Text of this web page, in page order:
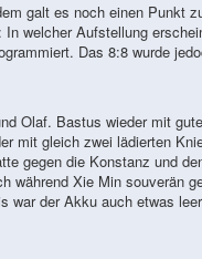
galt es noch einen Punkt
welcher Aufstellung
Das 8:8 wurde
Olaf. Bastus wieder mit
mit gleich zwei lädierten
gegen die Konstanz und
während Xie Min souverän
war der Akku auch etwas